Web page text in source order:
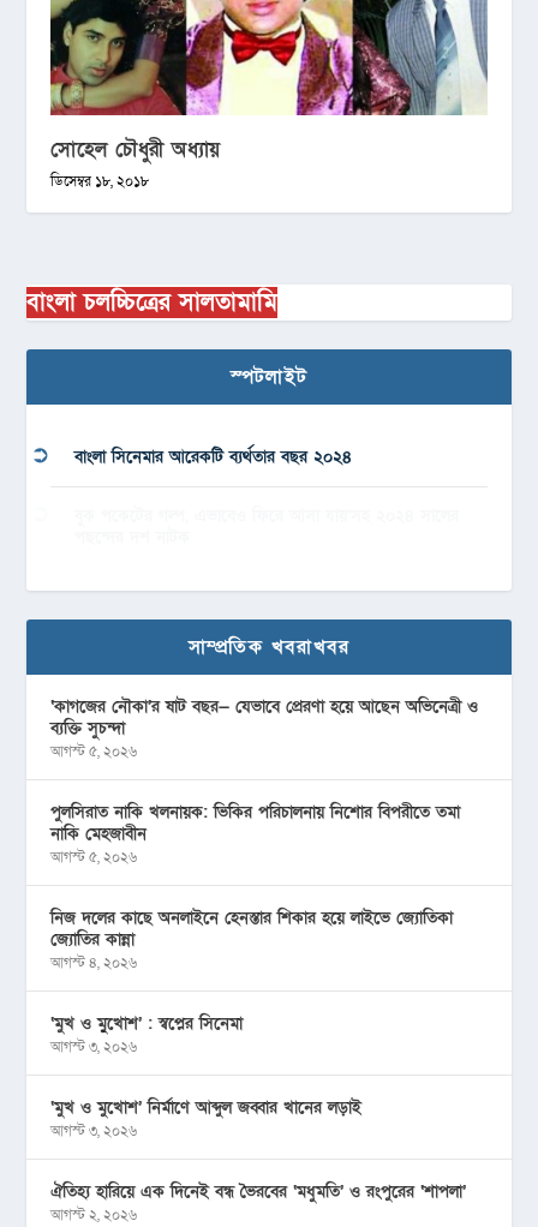
সোহেল চৌধুরী অধ্যায়
ডিসেম্বর ১৮, ২০১৮
বাংলা চলচ্চিত্রের সালতামামি
স্পটলাইট
বাংলা সিনেমার আরেকটি ব্যর্থতার বছর ২০২৪
সাম্প্রতিক খবরাখবর
‘কাগজের নৌকা’র ষাট বছর— যেভাবে প্রেরণা হয়ে আছেন অভিনেত্রী ও
ব্যক্তি সুচন্দা
আগস্ট ৫, ২০২৬
পুলসিরাত নাকি খলনায়ক: ভিকির পরিচালনায় নিশোর বিপরীতে তমা
নাকি মেহজাবীন
আগস্ট ৫, ২০২৬
নিজ দলের কাছে অনলাইনে হেনস্তার শিকার হয়ে লাইভে জ্যোতিকা
জ্যোতির কান্না
আগস্ট ৪, ২০২৬
‘মুখ ও মু্খোশ’ : স্বপ্নের সিনেমা
আগস্ট ৩, ২০২৬
‘মুখ ও মুখোশ’ নির্মাণে আব্দুল জব্বার খানের লড়াই
আগস্ট ৩, ২০২৬
ঐতিহ্য হারিয়ে এক দিনেই বন্ধ ভৈরবের ‘মধুমতি’ ও রংপুরের ‘শাপলা’
আগস্ট ২, ২০২৬